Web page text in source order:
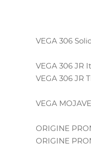
VEGA 306
VEGA 306 JR
VEGA 306 JR
VEGA
ORIGINE
ORIGINE